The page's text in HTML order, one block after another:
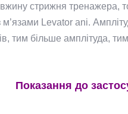
стрижня тренажера,
Levator ani.
більше амплітуда,
Показання до